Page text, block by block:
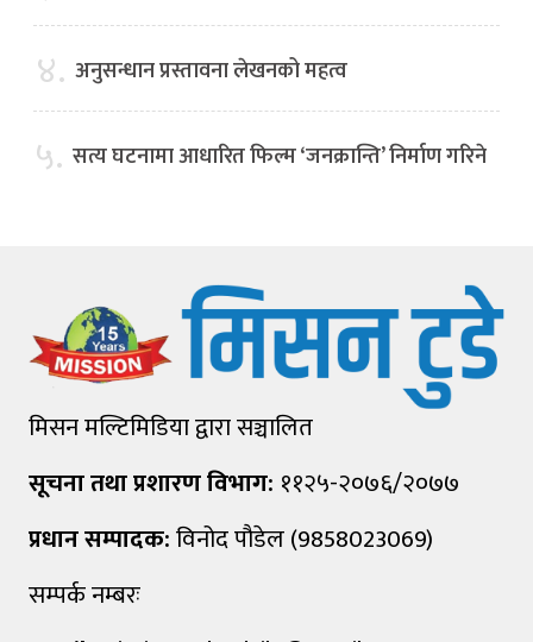
४. अनुसन्धान प्रस्तावना लेखनको महत्व
५. सत्य घटनामा आधारित फिल्म ‘जनक्रान्ति’ निर्माण गरिने
मिसन मल्टिमिडिया द्वारा सञ्चालित
सूचना तथा प्रशारण विभाग: ११२५-२०७६/२०७७
प्रधान सम्पादक:विनोद पौडेल (9858023069)
सम्पर्क नम्बरः